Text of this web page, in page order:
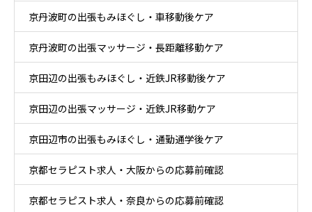
京丹波町の出張もみほぐし・車移動後ケア
京丹波町の出張マッサージ・長距離移動ケア
京田辺の出張もみほぐし・近鉄JR移動後ケア
京田辺の出張マッサージ・近鉄JR移動ケア
京田辺市の出張もみほぐし・通勤通学後ケア
京都セラピスト求人・大阪からの応募前確認
京都セラピスト求人・奈良からの応募前確認